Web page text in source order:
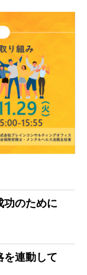
のために
連動して